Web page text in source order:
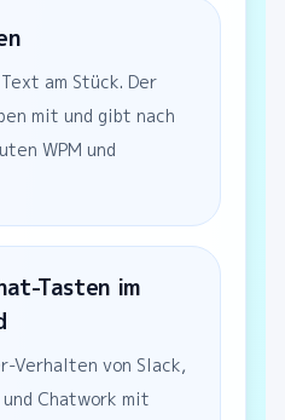
am Stück. Der
mit und gibt nach
WPM und
Tasten im
Verhalten von Slack,
und Chatwork mit